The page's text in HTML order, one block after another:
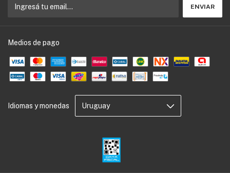
Medios de pago
Idiomas y monedas